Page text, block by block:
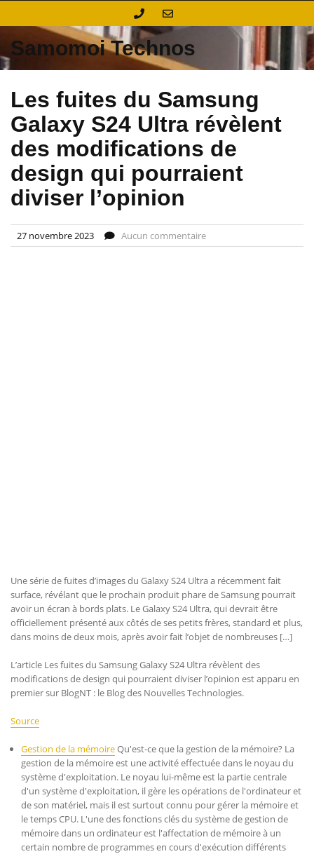
Samomoi Technos
Les fuites du Samsung
Galaxy S24 Ultra révèlent
des modifications de
design qui pourraient
diviser l’opinion
27 novembre 2023 Aucun commentaire
Une série de fuites d’images du Galaxy S24 Ultra a récemment fait
surface, révélant que le prochain produit phare de Samsung pourrait
avoir un écran à bords plats. Le Galaxy S24 Ultra, qui devrait être
officiellement présenté aux côtés de ses petits frères, standard et plus,
dans moins de deux mois, après avoir fait l’objet de nombreuses […]
L’article Les fuites du Samsung Galaxy S24 Ultra révèlent des
modifications de design qui pourraient diviser l’opinion est apparu en
premier sur BlogNT : le Blog des Nouvelles Technologies.
Source
Gestion de la mémoireQu'est-ce que la gestion de la mémoire? La
gestion de la mémoire est une activité effectuée dans le noyau du
système d'exploitation. Le noyau lui-même est la partie centrale
d'un système d'exploitation, il gère les opérations de l'ordinateur et
de son matériel, mais il est surtout connu pour gérer la mémoire et
le temps CPU. L'une des fonctions clés du système de gestion de
mémoire dans un ordinateur est l'affectation de mémoire à un
certain nombre de programmes en cours d'exécution différents